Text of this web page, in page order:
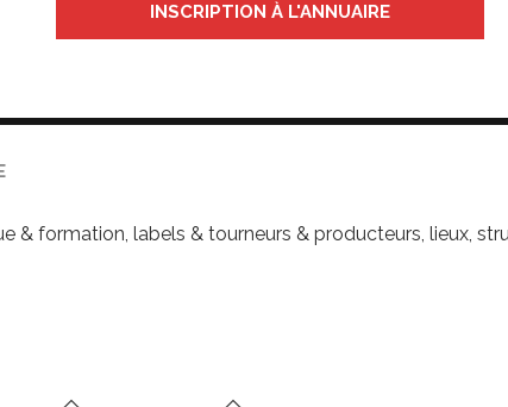
INSCRIPTION À L'ANNUAIRE
& formation, labels & tourneurs & producteurs, lieux,